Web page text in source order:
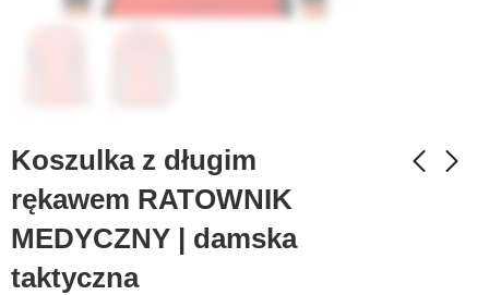
Koszulka z długim
rękawem RATOWNIK
MEDYCZNY | damska
taktyczna